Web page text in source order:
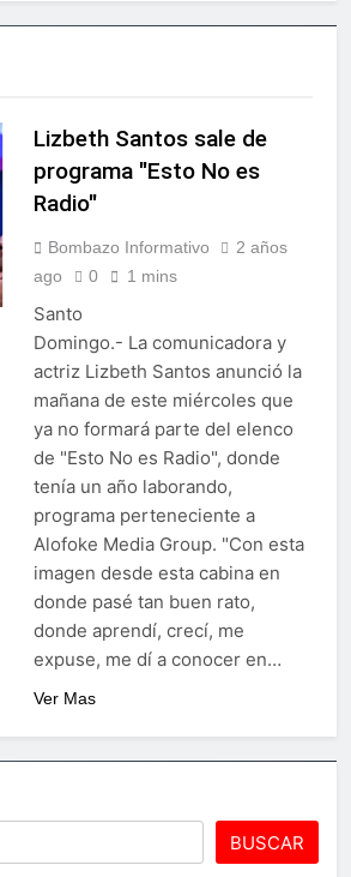
Star Sport desarrolla en
Santiago la sexta jornada
Meta RD 2036 con miras a
impulsar el crecimiento
económico
1 Día Ago
Irán condiciona reapertura
de Ormuz al fin de
amenazas EU
1 Día Ago
Agricultura impulsará la
mecanización del campo
con el programa
PRONAMEC
Confirman prisión a
Santiago Hazim y otros
seis implicados en caso
SeNaSa
2 Días Ago
Marileidy Paulino
conquista el oro en los 400
metros planos
2 Días Ago
Sector de bancas deportivas
plantea posición sobre
proyecto de Ley General de
Juegos de Azar
2 Días Ago
Metro de SD amplía
horario por Juegos
Centroamericanos
4 Días Ago
Lizbeth Santos sale de
programa "Esto No es
Radio"
Bombazo Informativo
2 años
ago
0 1 mins
Santo
Domingo.- La comunicadora y
actriz Lizbeth Santos anunció la
mañana de este miércoles que
ya no formará parte del elenco
de "Esto No es Radio", donde
tenía un año laborando,
programa perteneciente a
Alofoke Media Group. "Con esta
imagen desde esta cabina en
donde pasé tan buen rato,
donde aprendí, crecí, me
expuse, me dí a conocer en…
Ver Mas
BUSCAR